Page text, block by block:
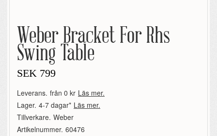
Weber Bracket For Rhs
Swing Table
SEK 799
Leverans. från 0 kr Läs mer.
Lager. 4-7 dagar* Läs mer.
Tillverkare. Weber
Artikelnummer. 60476